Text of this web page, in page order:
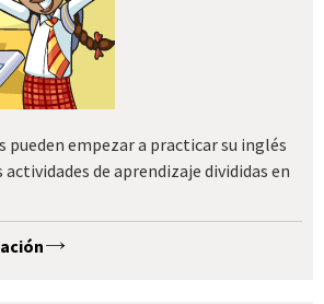
pueden empezar a practicar su inglés
de aprendizaje divididas en